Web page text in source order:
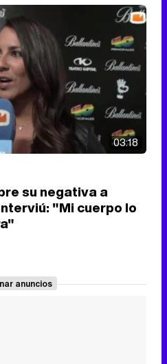
03:18
su negativa a
"Mi cuerpo lo
anuncios